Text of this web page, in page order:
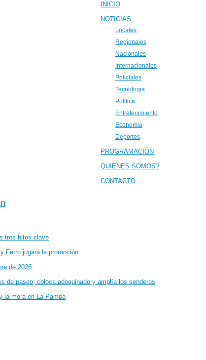
INICIO
NOTICIAS
Locales
Regionales
Nacionales
Internacionales
Policiales
Tecnologia
Politica
Entretenimiento
Economia
Deportes
PROGRAMACIÓN
QUIENES SOMOS?
CONTACTO
tres hitos clave
Ferro jugará la promoción
de 2026
de paseo, coloca adoquinado y amplía los senderos
la mora en La Pampa